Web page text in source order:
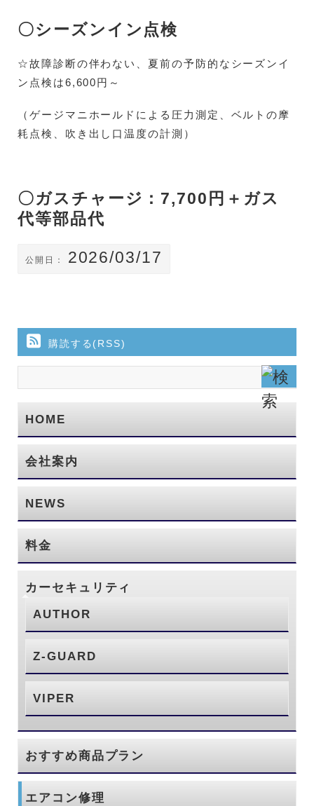
〇シーズンイン点検
☆故障診断の伴わない、夏前の予防的なシーズンイ
ン点検は6,600円～
（ゲージマニホールドによる圧力測定、ベルトの摩
耗点検、吹き出し口温度の計測）
〇ガスチャージ：7,700円＋ガス
代等部品代
公開日： 2026/03/17
購読する(RSS)
HOME
会社案内
NEWS
料金
カーセキュリティ
AUTHOR
Z-GUARD
VIPER
おすすめ商品プラン
エアコン修理